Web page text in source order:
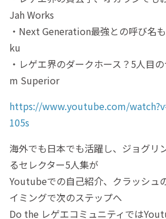
Jah Works
・Next Generation最強との呼び名
ku
・レゲエ界のダークホース？5人目
m Superior
https://www.youtube.com/
105s
海外でも日本でも活躍し、ジョグリ
るセレクター5人集が
Youtubeでの自己紹介、クラッシュ
イミングで次のステップへ
Do the レゲエコミュニティでは